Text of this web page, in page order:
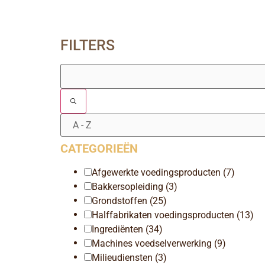
FILTERS
CATEGORIEËN
Afgewerkte voedingsproducten (7)
Bakkersopleiding (3)
Grondstoffen (25)
Halffabrikaten voedingsproducten (13)
Ingrediënten (34)
Machines voedselverwerking (9)
Milieudiensten (3)